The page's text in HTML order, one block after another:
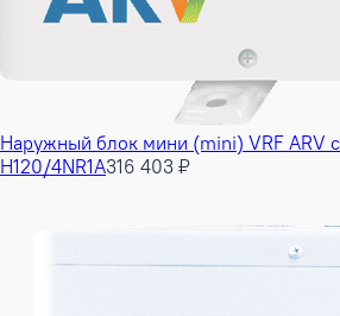
Наружный блок мини (mini) VRF ARV
H120/4NR1A316 403 ₽